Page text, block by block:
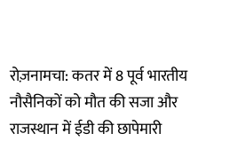
रोज़नामचा: कतर में 8 पूर्व भारतीय
नौसैनिकों को मौत की सजा और
राजस्थान में ईडी की छापेमारी